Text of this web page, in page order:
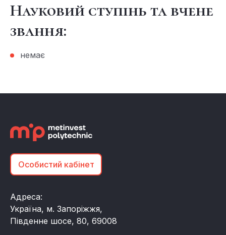
Науковий ступінь та вчене
звання:
немає
Особистий кабінет
Адреса:
Україна, м. Запоріжжя,
Південне шосе, 80, 69008